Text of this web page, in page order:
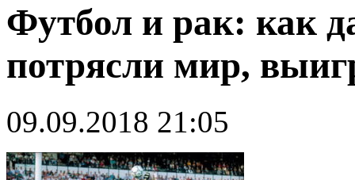
Футбол и рак: как
потрясли мир,
09.09.2018 21:05